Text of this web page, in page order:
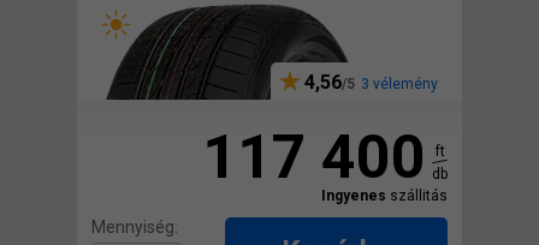
4,56 3 vélemény
117 400
ft
db
Ingyenes szállitás
Mennyiség: